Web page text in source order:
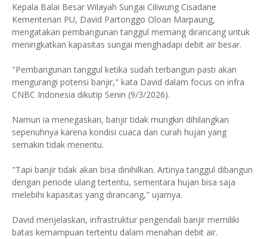
Kepala Balai Besar Wilayah Sungai Ciliwung Cisadane
Kementerian PU, David Partonggo Oloan Marpaung,
mengatakan pembangunan tanggul memang dirancang untuk
meningkatkan kapasitas sungai menghadapi debit air besar.
"Pembangunan tanggul ketika sudah terbangun pasti akan
mengurangi potensi banjir," kata David dalam focus on infra
CNBC Indonesia dikutip Senin (9/3/2026).
Namun ia menegaskan, banjir tidak mungkin dihilangkan
sepenuhnya karena kondisi cuaca dan curah hujan yang
semakin tidak menentu.
"Tapi banjir tidak akan bisa dinihilkan. Artinya tanggul dibangun
dengan periode ulang tertentu, sementara hujan bisa saja
melebihi kapasitas yang dirancang," ujarnya.
David menjelaskan, infrastruktur pengendali banjir memiliki
batas kemampuan tertentu dalam menahan debit air.